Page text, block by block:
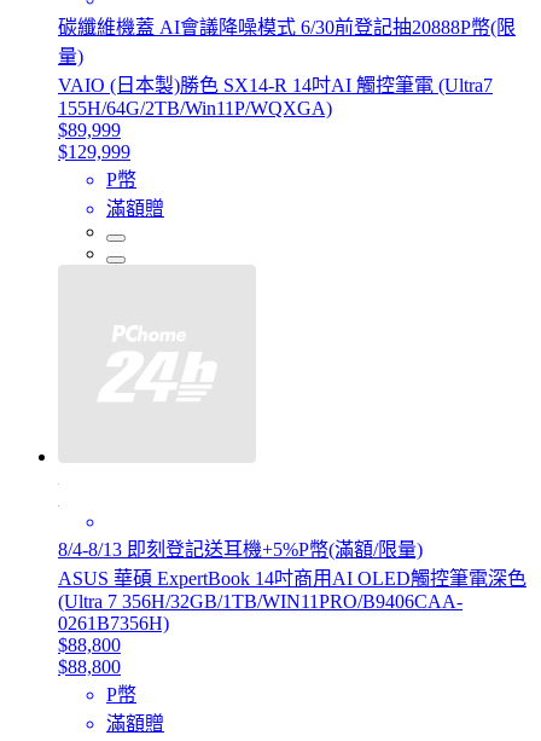
碳纖維機蓋 AI會議降噪模式 6/30前登記抽20888P幣(限
量)
VAIO (日本製)勝色 SX14-R 14吋AI 觸控筆電 (Ultra7
155H/64G/2TB/Win11P/WQXGA)
$89,999
$129,999
P幣
滿額贈
8/4-8/13 即刻登記送耳機+5%P幣(滿額/限量)
ASUS 華碩 ExpertBook 14吋商用AI OLED觸控筆電深色
(Ultra 7 356H/32GB/1TB/WIN11PRO/B9406CAA-
0261B7356H)
$88,800
$88,800
P幣
滿額贈